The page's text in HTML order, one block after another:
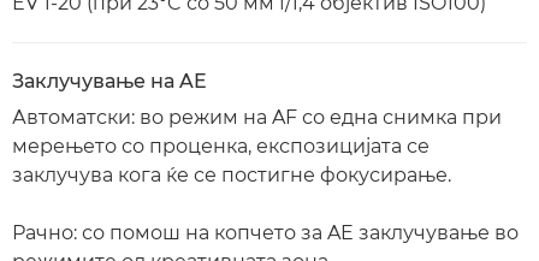
Заклучување на AE
Автоматски: во режим на AF со една снимка при
мерењето со проценка, експозицијата се
заклучува кога ќе се постигне фокусирање.
Рачно: со помош на копчето за AE заклучување во